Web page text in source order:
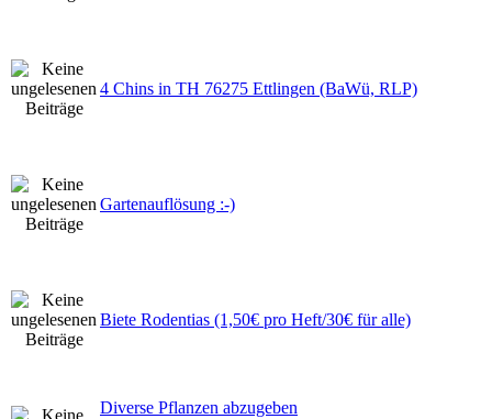
4 Chins in TH 76275 Ettlingen (BaWü, RLP)
Gartenauflösung :-)
Biete Rodentias (1,50€ pro Heft/30€ für alle)
Diverse Pflanzen abzugeben